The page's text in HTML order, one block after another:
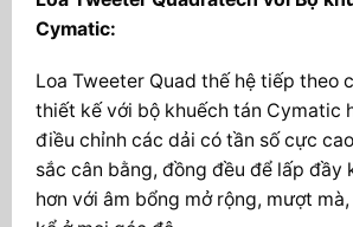
Cymatic:
Loa Tweeter Quad thế hệ tiếp theo
thiết kế với bộ khuếch tán Cymatic
điều chỉnh các dải có tần số cực
sắc cân bằng, đồng đều để lấp đầy
hơn với âm bổng mở rộng, mượt